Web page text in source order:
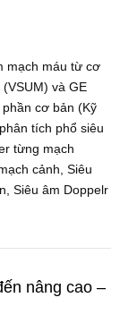
mạch máu từ cơ
và GE
cơ bản (Kỹ
tích phổ siêu
từng mạch
cảnh, Siêu
Siêu âm Doppelr
nâng cao –